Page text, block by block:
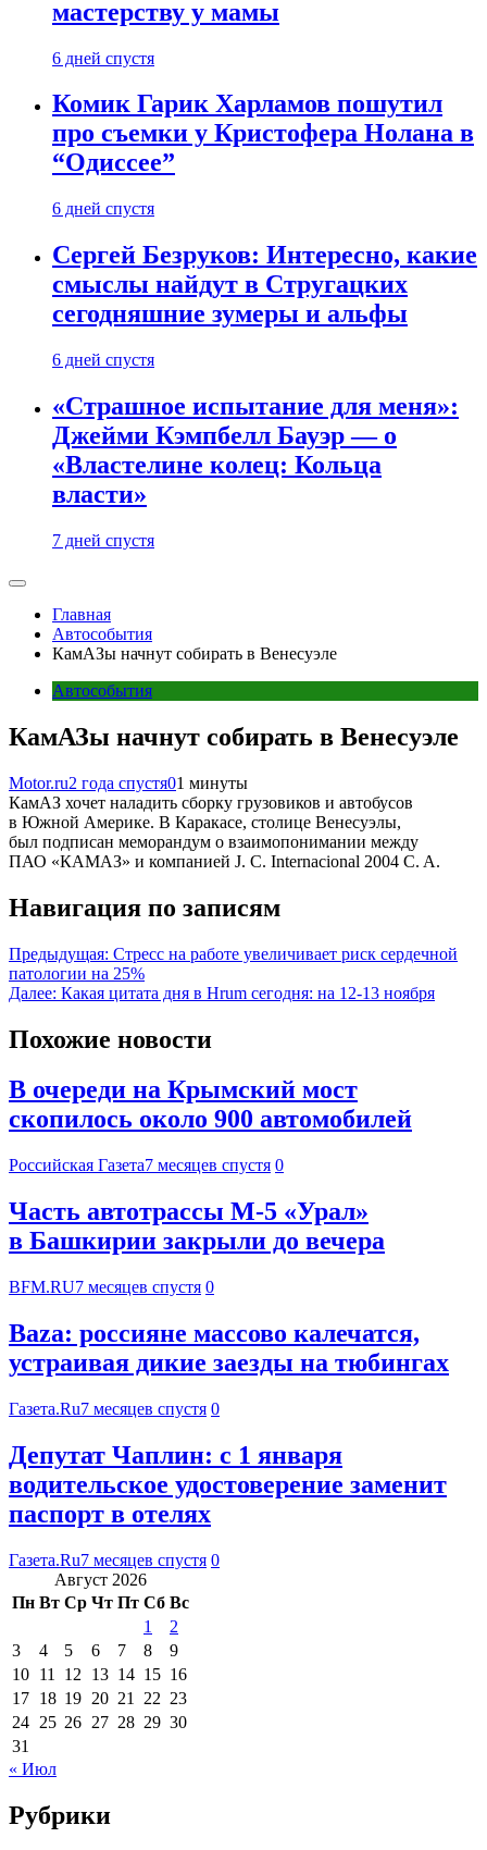
мастерству у мамы
6 дней спустя
Комик Гарик Харламов пошутил
про съемки у Кристофера Нолана в
“Одиссее”
6 дней спустя
Сергей Безруков: Интересно, какие
смыслы найдут в Стругацких
сегодняшние зумеры и альфы
6 дней спустя
«Страшное испытание для меня»:
Джейми Кэмпбелл Бауэр — о
«Властелине колец: Кольца
власти»
7 дней спустя
Главная
Автособытия
КамАЗы начнут собирать в Венесуэле
Автособытия
КамАЗы начнут собирать в Венесуэле
Motor.ru2 года спустя01 минуты
КамАЗ хочет наладить сборку грузовиков и автобусов
в Южной Америке. В Каракасе, столице Венесуэлы,
был подписан меморандум о взаимопонимании между
ПАО «КАМАЗ» и компанией J. C. Internacional 2004 C. A.
Навигация по записям
Предыдущая: Стресс на работе увеличивает риск сердечной
патологии на 25%
Далее: Какая цитата дня в Hrum сегодня: на 12-13 ноября
Похожие новости
В очереди на Крымский мост
скопилось около 900 автомобилей
Российская Газета7 месяцев спустя 0
Часть автотрассы М-5 «Урал»
в Башкирии закрыли до вечера
BFM.RU7 месяцев спустя 0
Baza: россияне массово калечатся,
устраивая дикие заезды на тюбингах
Газета.Ru7 месяцев спустя 0
Депутат Чаплин: с 1 января
водительское удостоверение заменит
паспорт в отелях
Газета.Ru7 месяцев спустя 0
Август 2026
Пн Вт Ср Чт Пт Сб Вс
1
2
3
4 5 6 7 8
9
10 11 12 13 14 15 16
17 18 19 20 21 22 23
24 25 26 27 28 29 30
31
« Июл
Рубрики